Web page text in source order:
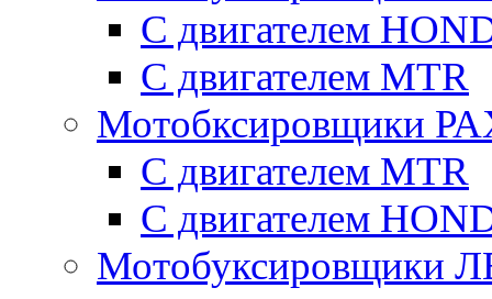
С двигателем
С двигателем MTR
Мотобксировщики
С двигателем МTR
С двигателем